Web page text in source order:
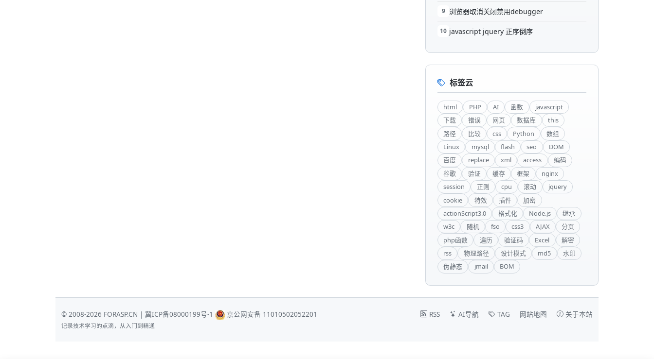
9 浏览器取消关闭禁用debugger
10 javascript jquery 正序倒序
标签云
html PHP AI 函数
javascript
下载
错误 网页 数据库
this
路径
比较 css Python
数组
Linux
mysql flash seo
DOM
百度
replace xml access
编码
谷歌
验证 缓存 框架
nginx
session
正则 cpu 滚动
jquery
cookie
特效 插件
加密
actionScript3.0
格式化 Node.js
继承
w3c
随机 fso css3 AJAX
分页
php函数
遍历 验证码 Excel
解密
rss
物理路径 设计模式 md5
水印
伪静态
jmail BOM
© 2008-2026 FORASP.CN | 冀ICP备08000199号-1 京公网安备 11010502052201
记录技术学习的点滴，从入门到精通
RSS AI导航 TAG 网站地图 关于本站